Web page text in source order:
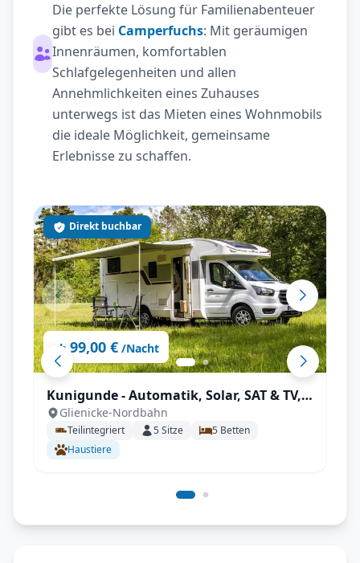
Die perfekte Lösung für Familienabenteuer
gibt es bei Camperfuchs: Mit geräumigen
Innenräumen, komfortablen
Schlafgelegenheiten und allen
Annehmlichkeiten eines Zuhauses
unterwegs ist das Mieten eines Wohnmobils
die ideale Möglichkeit, gemeinsame
Erlebnisse zu schaffen.
ab 99,00 € /Nacht
Direkt buchbar
Kunigunde - Automatik, Solar, SAT & TV,
viel Platz
Glienicke-Nordbahn
Teilintegriert 5Sitze 5 Betten
Haustiere